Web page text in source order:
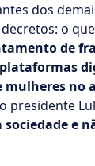
dos
o
de
mulheres no
presidente
e